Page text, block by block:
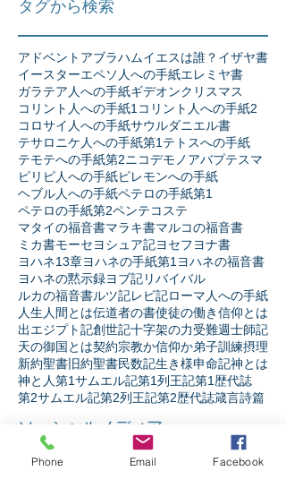
タグから検索
アドベント アブラハムイエスは誰？ イザヤ書
イースターエペソ人への手紙エレミヤ書
ガラテア人への手紙ギデオンクリスマス
コリント人への手紙1 コリント人への手紙2
コロサイ人への手紙サウルダニエル書
テサロニケ人への手紙第1 テトスへの手紙
テモテへの手紙第2ニコデモ ノアバプテスマ
ピリピ人への手紙ピレモンへの手紙
ヘブル人への手紙ペテロの手紙第1
ペテロの手紙第2ペンテコステ
マタイの福音書マラキ書マルコの福音書
ミカ書モーセヨシュア記ヨセフヨナ書
ヨハネ13章ヨハネの手紙第1 ヨハネの福音書
ヨハネの黙示録ヨブ記リバイバル
ルカの福音書ルツ記レビ記ローマ人への手紙
人生 人間とは伝道者の書使徒の働き信仰とは
出エジプト記創世記十字架の力受難週士師記
天の御国とは契約宗教か信仰か弟子訓練摂理
新約聖書 旧約聖書民数記生き様申命記神とは
神と人第1サムエル記第1列王記第1歴代誌
第2サムエル記第2列王記第2歴代誌箴言詩篇
ソーシャルメディア
Phone Email Facebook